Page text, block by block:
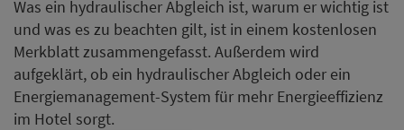
Was ein hydraulischer Abgleich ist, warum er wichtig ist
und was es zu beachten gilt, ist in einem kostenlosen
Merkblatt zusammengefasst. Außerdem wird
aufgeklärt, ob ein hydraulischer Abgleich oder ein
Energiemanagement-System für mehr Energieeffizienz
im Hotel sorgt.